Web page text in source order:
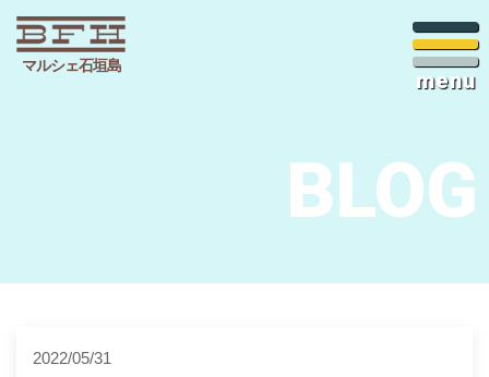
menu
マルシェ石垣島
BLOG
2022/05/31